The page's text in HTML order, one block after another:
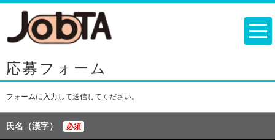
応募フォーム
フォームに入力して送信してください。
氏名（漢字） 必須